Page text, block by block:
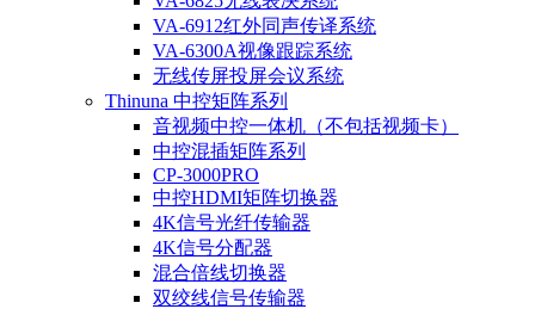
VA-6912红外同声传译系统
VA-6300A视像跟踪系统
无线传屏投屏会议系统
Thinuna 中控矩阵系列
音视频中控一体机（不包括视频卡）
中控混插矩阵系列
CP-3000PRO
中控HDMI矩阵切换器
4K信号光纤传输器
4K信号分配器
混合倍线切换器
双绞线信号传输器